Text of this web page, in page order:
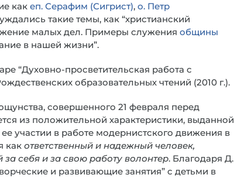
как еп. Серафим (Сигрист), о. Петр
такие темы, как “христианский
малых дел. Примеры служения общины
в нашей жизни”.
“Духовно-просветительская работа с
образовательных чтений (2010 г.).
совершенного 21 февраля перед
из положительной характеристики, выданной
участии в работе модернистского движения в
как ответственный и надежный человек,
себя и за свою работу волонтер. Благодаря Д.
и развивающие занятия” с детьми в